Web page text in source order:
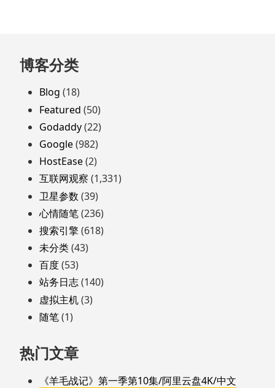
跳
至
页
脚
博客分类
Blog (18)
Featured (50)
Godaddy(22)
Google(982)
HostEase(2)
互联网观察 (1,331)
卫星参数 (39)
心情随笔(236)
搜索引擎(618)
未分类(43)
百度(53)
站务日志(140)
虚拟主机(3)
随笔(1)
热门文章
《羊毛战记》第一季第10集/阿里云盘4K/中文